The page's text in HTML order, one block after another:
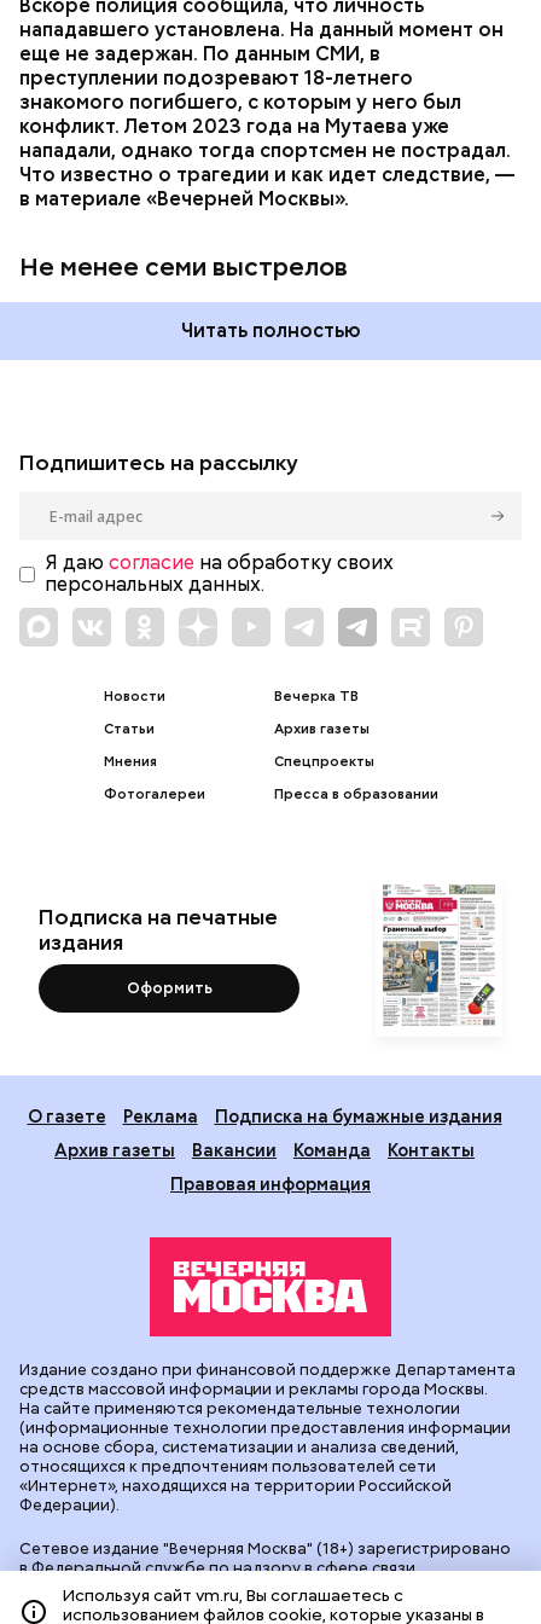
Вскоре полиция сообщила, что личность
нападавшего установлена. На данный момент он
еще не задержан. По данным СМИ, в
преступлении подозревают 18-летнего
знакомого погибшего, с которым у него был
конфликт. Летом 2023 года на Мутаева уже
нападали, однако тогда спортсмен не пострадал.
Что известно о трагедии и как идет следствие, —
в материале «Вечерней Москвы».
Не менее семи выстрелов
Читать полностью
Подпишитесь на рассылку
Я даю согласие на обработку своих
персональных данных.
Новости
Статьи
Мнения
Фотогалереи
Вечерка ТВ
Архив газеты
Спецпроекты
Пресса в образовании
Подписка на печатные
издания
Оформить
О газете Реклама
Подписка на бумажные издания
Архив газеты
Вакансии Команда
Контакты
Правовая информация
Сетевое издание "Вечерняя Москва" (18+) зарегистрировано
в Федеральной службе по надзору в сфере связи,
информационных технологий и массовых коммуникаций
(Роскомнадзор). Свидетельство о регистрации ЭЛ № ФС 77 -
Издание создано при финансовой поддержке Департамента
средств массовой информации и рекламы города Москвы.
На сайте применяются рекомендательные технологии
(информационные технологии предоставления информации
на основе сбора, систематизации и анализа сведений,
относящихся к предпочтениям пользователей сети
«Интернет», находящихся на территории Российской
Федерации).
Используя сайт vm.ru, Вы соглашаетесь с
использованием файлов cookie, которые указаны в